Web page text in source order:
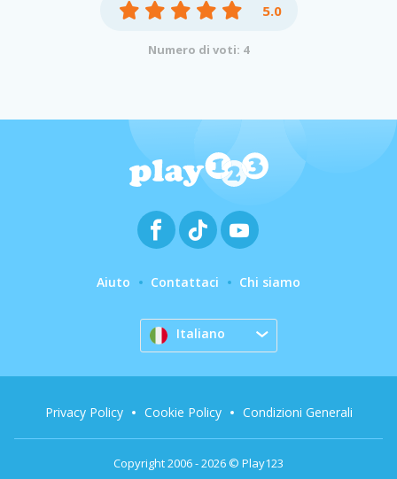
5.0
Numero di voti: 4
Aiuto Contattaci Chi siamo
Italiano
Copyright 2006 - 2026 © Play123
Privacy Policy Cookie Policy Condizioni Generali